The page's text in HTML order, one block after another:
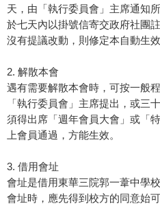
天，由「執行委員會」主席通知
於七天內以掛號信寄交政府社團
沒有提議改動，則修定本自動生效
2. 解散本會
遇有需要解散本會時，可按一般
「執行委員會」主席提出，或三
須得出席「週年會員大會」或「
上會員通過，方能生效。
3. 借用會址
會址是借用東華三院郭一葦中學
會址時，應先得到校方的同意始可